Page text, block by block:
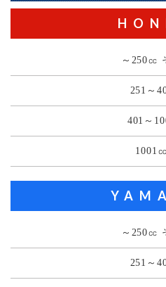
～250㏄
251～
401～
1001
～250㏄
251～